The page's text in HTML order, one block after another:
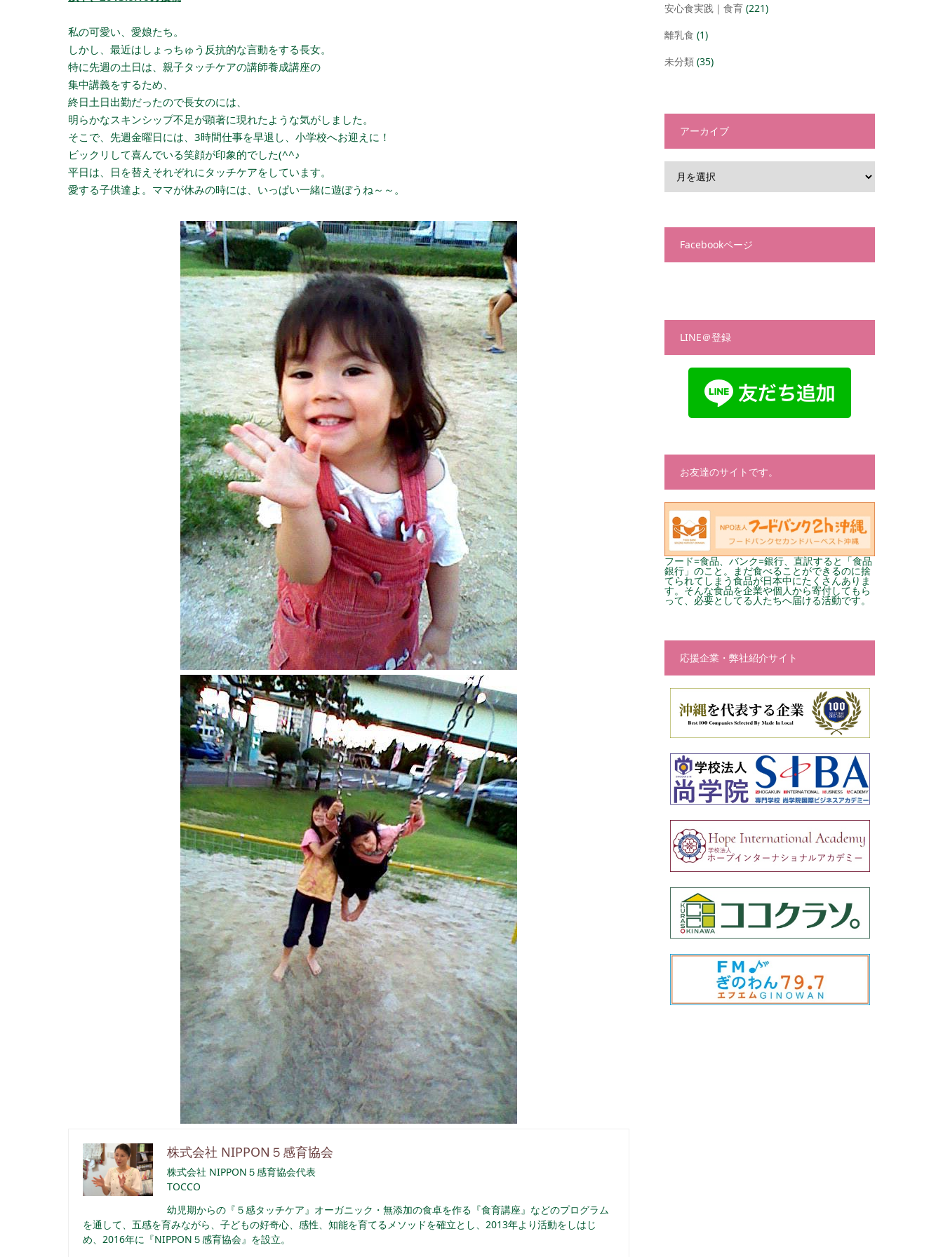
私の可愛い、愛娘たち。
しかし、最近はしょっちゅう反抗的な言動をする長女。
特に先週の土日は、親子タッチケアの講師養成講座の
集中講義をするため、
終日土日出勤だったので長女のには、
明らかなスキンシップ不足が顕著に現れたような気がしました。
そこで、先週金曜日には、3時間仕事を早退し、小学校へお迎えに！
ビックリして喜んでいる笑顔が印象的でした(^^♪
平日は、日を替えそれぞれにタッチケアをしています。
愛する子供達よ。ママが休みの時には、いっぱい一緒に遊ぼうね～～。
株式会社 NIPPON５感育協会
株式会社 NIPPON５感育協会代表
TOCCO
幼児期からの『５感タッチケア』オーガニック・無添加の食卓を作る『食育講座』などのプログラム
を通して、五感を育みながら、子どもの好奇心、感性、知能を育てるメソッドを確立とし、2013年より活動をしはじ
め、2016年に『NIPPON５感育協会』を設立。
安心食実践｜食育 (221)
離乳食 (1)
未分類 (35)
アーカイブ
Facebookページ
LINE＠登録
お友達のサイトです。
フード=食品、バンク=銀行、直訳すると「食品
銀行」のこと。まだ食べることができるのに捨
てられてしまう食品が日本中にたくさんありま
す。そんな食品を企業や個人から寄付してもら
って、必要としてる人たちへ届ける活動です。
応援企業・弊社紹介サイト